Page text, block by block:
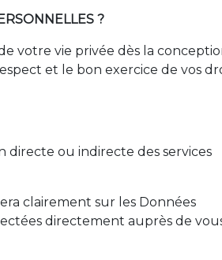
?
votre vie privée dès la
et le bon exercice de vos
directe ou indirecte des services
clairement sur les Données
directement auprès de